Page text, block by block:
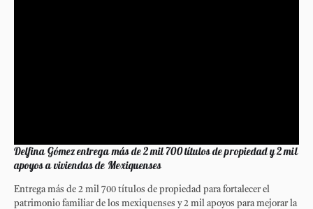
Delfina Gómez entrega más de 2 mil 700 títulos de propiedad y 2 mil
apoyos a viviendas de Mexiquenses
Entrega más de 2 mil 700 títulos de propiedad para fortalecer el
patrimonio familiar de los mexiquenses y 2 mil apoyos para mejorar la